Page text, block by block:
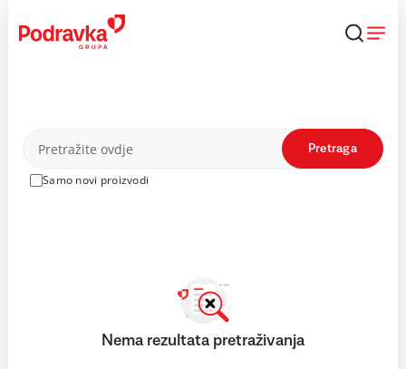
content
Proizvodi
Samo novi proizvodi
Pretraga
Nema rezultata pretraživanja